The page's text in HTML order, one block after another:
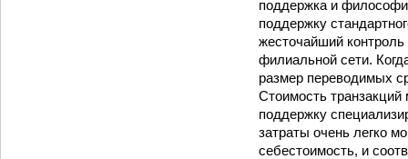
поддержка и
поддержку
жесточайший контроль
филиальной сети.
размер переводимых
Стоимость транзакций
поддержку
затраты очень легко
себестоимость, и